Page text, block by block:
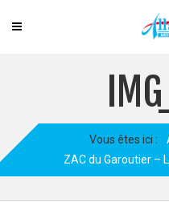
Vous êtes ici :
ZAC du Garoutier –